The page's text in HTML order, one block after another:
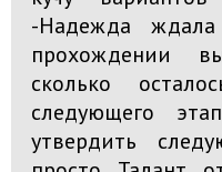
-Надежда
прохождении
сколько
следующего
утвердить